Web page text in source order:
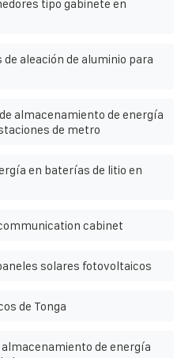
tipo gabinete en
aleación de aluminio para
almacenamiento de energía
de metro
en baterías de litio en
cabinet
solares fotovoltaicos
de Tonga
de energía